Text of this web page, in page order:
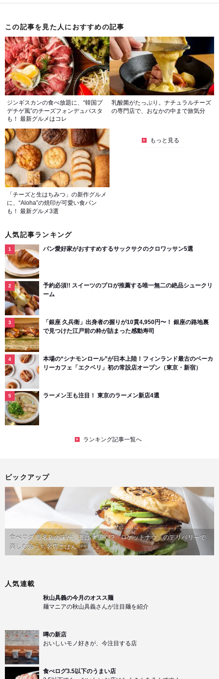
この記事を見た人におすすめの記事
ジンギスカンの食べ放題に、“韓国プ
デチゲ風”のチーズフォンデュパスタ
も！ 最新グルメはコレ
乳酸菌がたっぷり。ナチュラルチーズ
の専門店で、おなかの中まで旅気分
「チーズと生はちみつ」の新作グルメ
に、“Aloha”の焼印が可愛い食パン
も！ 最新グルメ3選
もっと見る
人気記事ランキング
パン愛好家がおすすめするサックサクのクロワッサン5選
予約必須!! スイーツのプロが推薦する唯一無二の絶品シュークリ
ーム
「銀座 久兵衛」出身者の握りが10貫4,950円〜！ 銀座の路地裏
で見つけた江戸前の粋が詰まった感動寿司
本場の“シナモンロール”が日本上陸！フィンランド最古のベーカ
リーカフェ「エクベリ」初の常設店オープン（東京・新宿）
ラーメン王も注目！ 東京のラーメン新店4選
ランキング記事一覧へ
ピックアップ
食べログ 百名店の味が、並ばず届く!?「ロケットナウ」のデリバリーで
楽しむおうち名店ごはん PR
人気連載
秋山具義の今月のオスス麺
麺マニアの秋山具義さんが注目麺を紹介
噂の新店
おいしいモノ好きが、今注目する店
食べログ3.5以下のうまい店